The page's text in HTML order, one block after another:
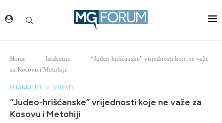
Home - Istaknuto -
“Judeo-hrišćanske” vrijednosti koje ne važe
za Kosovu i Metohiji
ISTAKNUTO VIJESTI
“Judeo-hrišćanske” vrijednosti koje ne važe za
Kosovu i Metohiji